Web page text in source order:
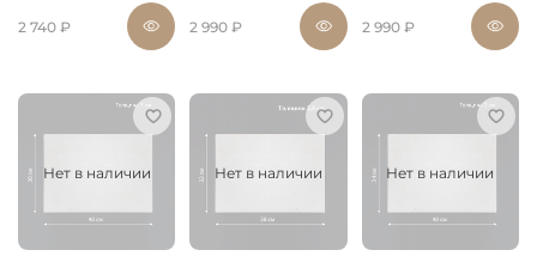
2 740 ₽ 2 990 ₽ 2 990 ₽
Нет в наличии Нет в наличии Нет в наличии